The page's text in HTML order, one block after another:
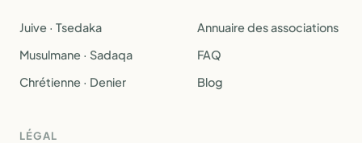
Juive · Tsedaka
Musulmane · Sadaqa
Chrétienne · Denier
Annuaire des associations
FAQ
Blog
LÉGAL